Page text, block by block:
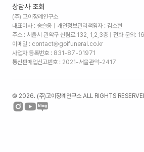
상담사 조회
(주) 고이장례연구소
대표이사 : 송슬옹 | 개인정보관리책임자 : 김소현
주소 : 서울시 관악구 신림로 132, 1,2,3층 | 전화 문의:
이메일 : contact@goifuneral.co.kr
사업자 등록번호 : 831-87-01971
통신판매업신고번호 : 2021-서울관악-2417
© 2026. (주)고이장례연구소 ALL RIGHTS